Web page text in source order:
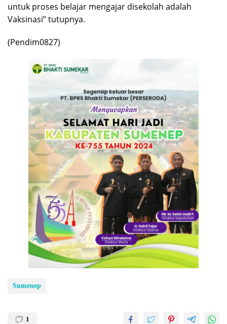
untuk proses belajar mengajar disekolah adalah
Vaksinasi” tutupnya.
(Pendim0827)
Sumenep
1